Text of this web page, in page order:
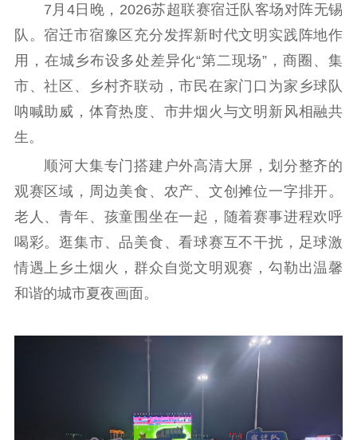
公示公告
通知公告 信息公开制度
信息公开指南
信息公开年度报
告
政策法规
理论武装
理论学习 宣传宣讲 研究阐释
哲学社科
社科强省
新闻宣传
对外宣传
记者之家
品牌栏目
7月4日晚，2026苏超联赛宿迁队客场对阵无锡
队。宿迁市宿豫区充分发挥新时代文明实践阵地作
用，在城乡布设多处差异化“第二现场”，商圈、集
市、社区、乡村齐联动，市民在家门口为家乡球队
呐喊助威，体育热度、市井烟火与文明新风相融共
生。
顺河大集专门搭建户外高清大屏，划分整齐的
观赛区域，周边美食、农产、文创摊位一字排开。
老人、青年、孩童围坐在一起，随着赛事进程欢呼
喝彩。逛集市、品美食、看球赛互不干扰，足球激
情遇上乡土烟火，群众自觉文明观赛，勾勒出温馨
和谐的城市夏夜画面。